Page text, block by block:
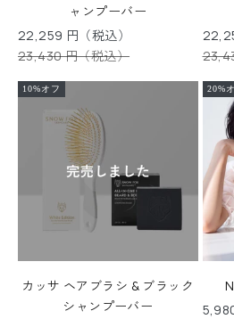
ャンプーバー
セール価格
22,259 円（税込）
通常価格
23,430 円（税込）
セー
通常
10%オフ
カッサ ヘアブラシ & ブラック
シャンプーバー
20%
セー